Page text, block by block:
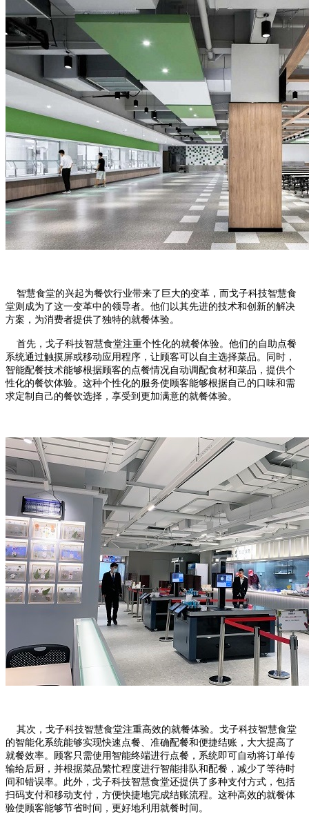
智慧食堂的兴起为餐饮行业带来了巨大的变革，而戈子科技智慧食
堂则成为了这一变革中的领导者。他们以其先进的技术和创新的解决
方案，为消费者提供了独特的就餐体验。
首先，戈子科技智慧食堂注重个性化的就餐体验。他们的自助点餐
系统通过触摸屏或移动应用程序，让顾客可以自主选择菜品。同时，
智能配餐技术能够根据顾客的点餐情况自动调配食材和菜品，提供个
性化的餐饮体验。这种个性化的服务使顾客能够根据自己的口味和需
求定制自己的餐饮选择，享受到更加满意的就餐体验。
其次，戈子科技智慧食堂注重高效的就餐体验。戈子科技智慧食堂
的智能化系统能够实现快速点餐、准确配餐和便捷结账，大大提高了
就餐效率。顾客只需使用智能终端进行点餐，系统即可自动将订单传
输给后厨，并根据菜品繁忙程度进行智能排队和配餐，减少了等待时
间和错误率。此外，戈子科技智慧食堂还提供了多种支付方式，包括
扫码支付和移动支付，方便快捷地完成结账流程。这种高效的就餐体
验使顾客能够节省时间，更好地利用就餐时间。